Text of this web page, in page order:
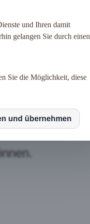
ist und
und Ihren damit
gelangen Sie durch einen
Sie die Möglichkeit, diese
und übernehmen